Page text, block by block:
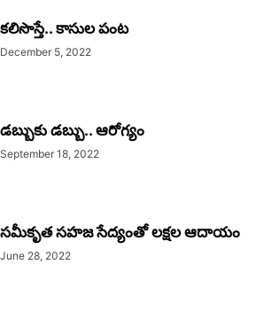
కలిసొస్తే.. కాసుల పంట
December 5, 2022
డబ్బుకు డబ్బు.. ఆరోగ్యం
September 18, 2022
సమీకృత సహజ సేద్యంతో లక్షల ఆదాయం
June 28, 2022